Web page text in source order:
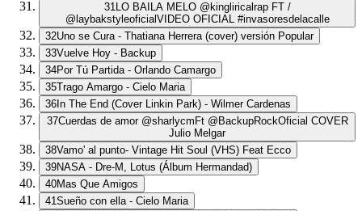
31LO BAILA MELO @kingliricalrap FT /
@laybakstyleoficialVIDEO OFICIAL #invasoresdelacalle
32
Uno se Cura - Thatiana Herrera (cover) versión Popular
33Vuelve Hoy - Backup
34Por Tú Partida - Orlando Camargo
35
Trago Amargo - Cielo Maria
36 In The End (Cover Linkin Park) - Wilmer Cardenas
37Cuerdas de amor @sharlycmFt @BackupRockOficial COVER
Julio Melgar
38Vamo' al punto- Vintage Hit Soul (VHS) Feat Ecco
39NASA - Dre-M, Lotus (Álbum Hermandad)
40Mas Que Amigos
41Sueño con ella - Cielo Maria